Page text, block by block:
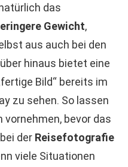
das
Gewicht,
aus auch bei den
hinaus bietet eine
Bild“ bereits im
zu sehen. So lassen
bevor das
der Reisefotografie
viele Situationen